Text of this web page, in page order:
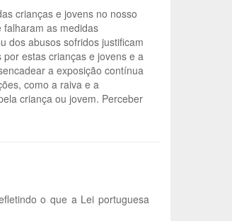
crianças e jovens no nosso
as medidas
dos abusos sofridos justificam
estas crianças e jovens e a
a exposição contínua
como a raiva e a
criança ou jovem. Perceber
o que a Lei portuguesa